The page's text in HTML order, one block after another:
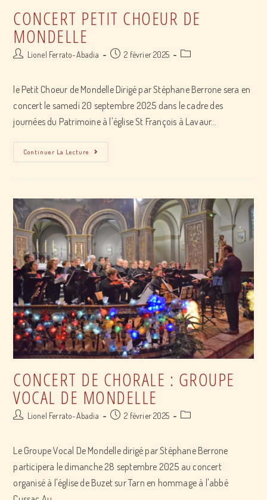
CONCERT PETIT CHOEUR DE
MONDELLE
Post Lionel Ferrato-Abadia
Post 2 février 2025
Post
le Petit Choeur de Mondelle Dirigé par Stéphane Berrone sera en
concert le samedi 20 septembre 2025 dans le cadre des
journées du Patrimoine à l'église St François à Lavaur…
Continuer La Lecture
Petit
Mondelle
CONCERT DE CHORALE : GROUPE
VOCAL DE MONDELLE
Post Lionel Ferrato-Abadia
Post 2 février 2025
Post
Le Groupe Vocal De Mondelle dirigé par Stéphane Berrone
participera le dimanche 28 septembre 2025 au concert
organisé à l'église de Buzet sur Tarn en hommage à l'abbé